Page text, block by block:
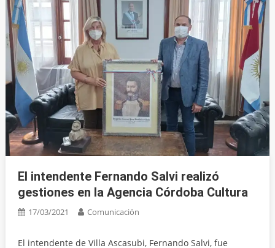
El intendente Fernando Salvi realizó
gestiones en la Agencia Córdoba Cultura
17/03/2021 Comunicación
El intendente de Villa Ascasubi, Fernando Salvi, fue